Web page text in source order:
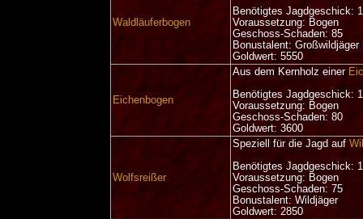
Waldläuferbogen
Benötigtes Jagdgeschick:
Voraussetzung: Bogen
Geschoss-Schaden: 85
Bonustalent: Großwildjäger
Goldwert: 5550
Eichenbogen
Aus dem Kernholz einer
Benötigtes Jagdgeschick:
Voraussetzung: Bogen
Geschoss-Schaden: 80
Goldwert: 3600
Wolfsreißer
Speziell für die Jagd auf
Benötigtes Jagdgeschick:
Voraussetzung: Bogen
Geschoss-Schaden: 75
Bonustalent: Wildjäger
Goldwert: 2850